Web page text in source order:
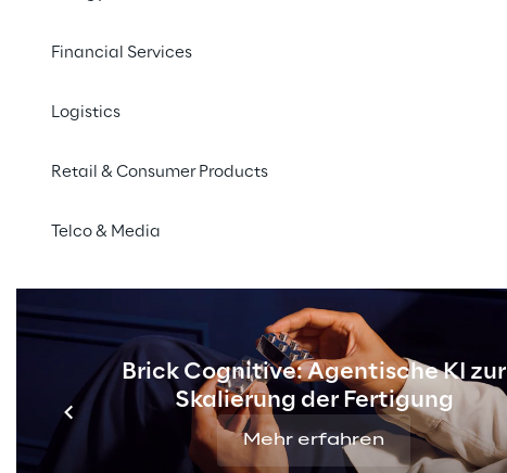
Financial Services
Logistics
Retail & Consumer Products
Telco & Media
Brick Cognitive: Agentische KI zur
Skalierung der Fertigung
Mehr erfahren